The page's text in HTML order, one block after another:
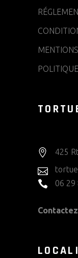
425
06 29